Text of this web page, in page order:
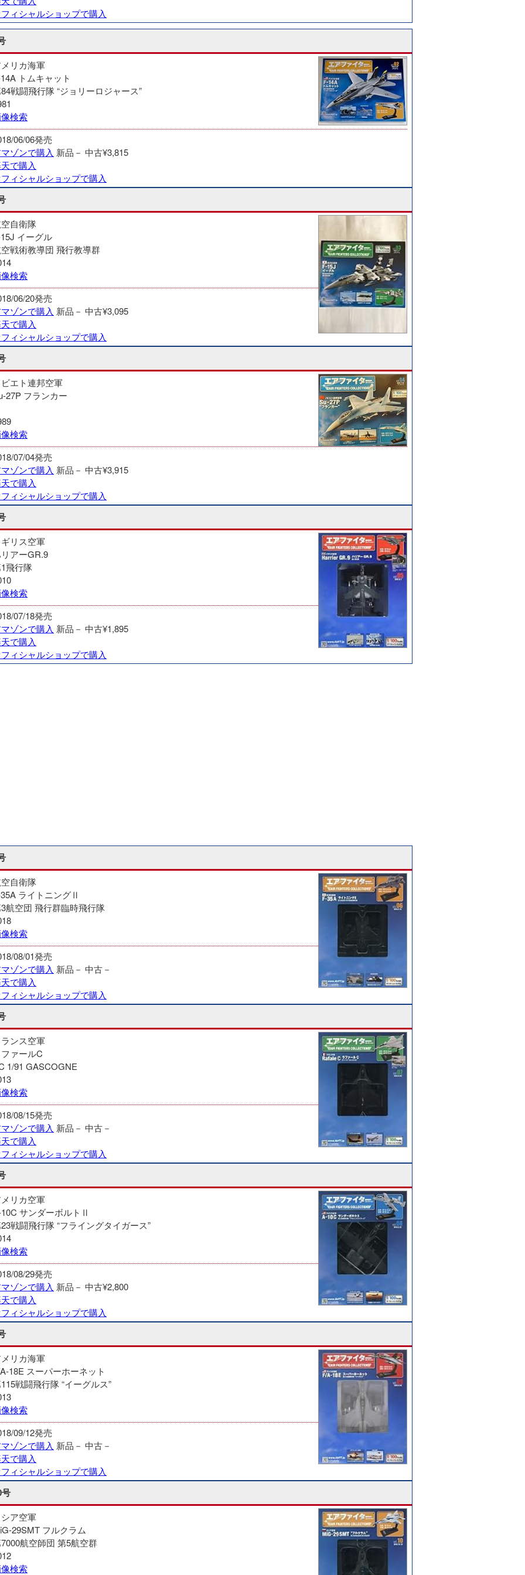
ィシャルショップで購入
リカ海軍
トムキャット
戦闘飛行隊 “ジョリーロジャース”
検索
06/06発売
ゾンで購入 新品－ 中古¥3,815
で購入
ィシャルショップで購入
自衛隊
イーグル
戦術教導団 飛行教導群
検索
06/20発売
ゾンで購入 新品－ 中古¥3,095
で購入
ィシャルショップで購入
ビエト連邦空軍
27P フランカー
検索
07/04発売
ゾンで購入 新品－ 中古¥3,915
で購入
ィシャルショップで購入
リス空軍
アーGR.9
飛行隊
検索
07/18発売
ゾンで購入 新品－ 中古¥1,895
で購入
ィシャルショップで購入
自衛隊
ライトニングⅡ
航空団 飛行群臨時飛行隊
検索
08/01発売
ゾンで購入 新品－ 中古－
で購入
ィシャルショップで購入
ンス空軍
ァールC
1/91 GASCOGNE
検索
08/15発売
ゾンで購入 新品－ 中古－
で購入
ィシャルショップで購入
リカ空軍
サンダーボルトⅡ
戦闘飛行隊 “フライングタイガース”
検索
08/29発売
ゾンで購入 新品－ 中古¥2,800
で購入
ィシャルショップで購入
リカ海軍
18E スーパーホーネット
戦闘飛行隊 “イーグルス”
検索
09/12発売
ゾンで購入 新品－ 中古－
で購入
ィシャルショップで購入
号
シア空軍
29SMT フルクラム
航空師団 第5航空群
検索